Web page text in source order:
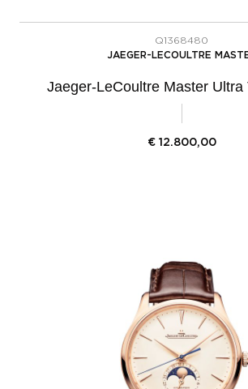
Q1368480
JAEGER-LECOULTRE
Jaeger-LeCoultre Master Ultra
€ 12.800,00